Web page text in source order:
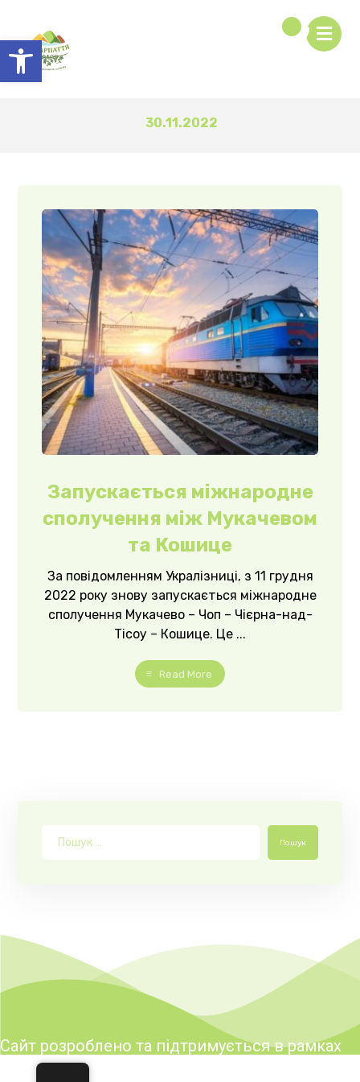
Відкрити Панель інструментів
30.11.2022
Запускається міжнародне
сполучення між Мукачевом
та Кошице
За повідомленням Укралізниці, з 11 грудня
2022 року знову запускається міжнародне
сполучення Мукачево – Чоп – Чієрна-над-
Тісоу – Кошице. Це ...
Read More
Пошук
Сайт розроблено та підтримується в рамках
реалізації заходів Програми розвитку туризму